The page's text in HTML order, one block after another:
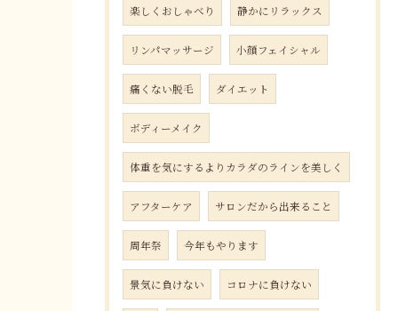
楽しくおしゃべり 静かにリラックス
リンパマッサージ 小顔フェイシャル
痛くない脱毛 ダイエット
ボディーメイク
体重を気にするよりカラダのラインを美しく
アフターケア サロンだから出来ること
周年祭 今年もやります
景気に負けない コロナに負けない